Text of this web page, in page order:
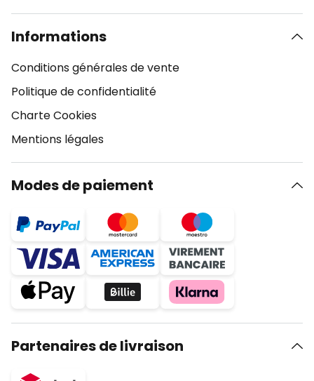
Informations
Conditions générales de vente
Politique de confidentialité
Charte Cookies
Mentions légales
Modes de paiement
Partenaires de livraison